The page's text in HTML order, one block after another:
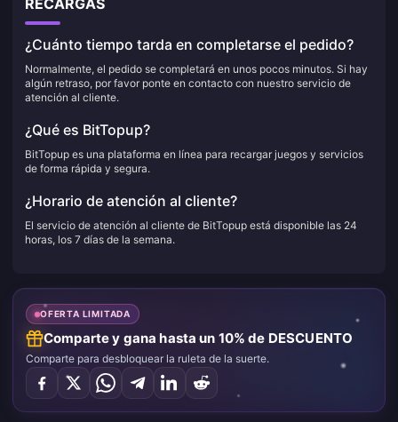
¿Cuánto tiempo tarda en completarse el pedido?
Normalmente, el pedido se completará en unos pocos minutos. Si hay
algún retraso, por favor ponte en contacto con nuestro servicio de
atención al cliente.
¿Qué es BitTopup?
BitTopup es una plataforma en línea para recargar juegos y servicios
de forma rápida y segura.
¿Horario de atención al cliente?
El servicio de atención al cliente de BitTopup está disponible las 24
horas, los 7 días de la semana.
OFERTA LIMITADA
Comparte y gana hasta un 10% de DESCUENTO
Comparte para desbloquear la ruleta de la suerte.